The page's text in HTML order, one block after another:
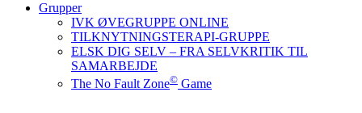
Grupper
IVK ØVEGRUPPE ONLINE
TILKNYTNINGSTERAPI-GRUPPE
ELSK DIG SELV – FRA SELVKRITIK TIL
SAMARBEJDE
The No Fault Zone© Game